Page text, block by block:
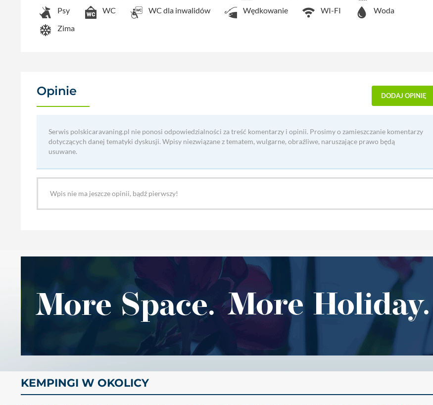
Psy
WC WC dla inwalidów Wędkowanie WI-FI
Woda
Zima
Opinie DODAJ OPINIĘ
Serwis polskicaravaning.pl nie ponosi odpowiedzialności za treść komentarzy i opinii. Prosimy o zamieszczanie komentarzy
dotyczących danej tematyki dyskusji. Wpisy niezwiązane z tematem, wulgarne, obraźliwe, naruszające prawo będą
usuwane.
Wpis nie ma jeszcze opinii, bądź pierwszy!
KEMPINGI W OKOLICY